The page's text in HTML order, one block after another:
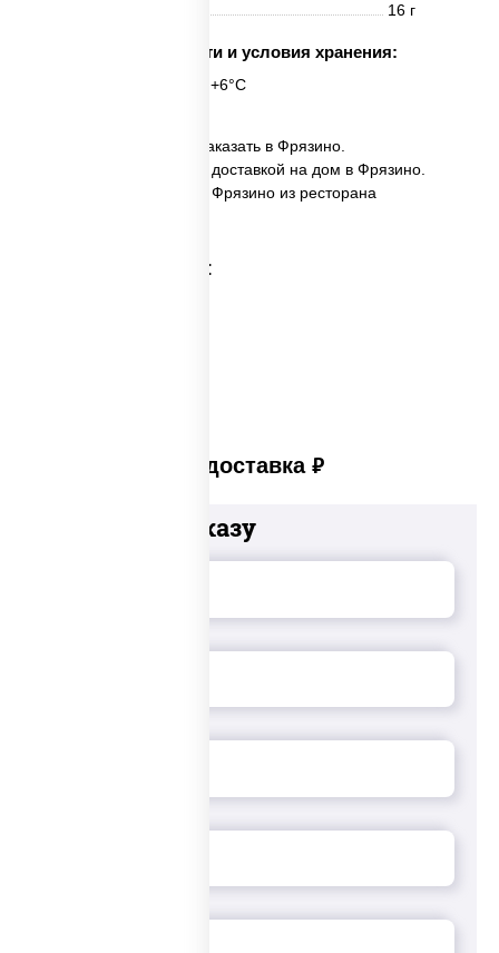
16 г
Срок годности и условия хранения:
6 часов при t° от +2°C до +6°C
✅ Фунчоза с говядиной заказать в Фрязино.
✅ Фунчоза с говядиной с доставкой на дом в Фрязино.
✅ Фунчоза с говядиной в Фрязино из ресторана
Категории товара:
Платная доставка руб
Добавьте к заказу